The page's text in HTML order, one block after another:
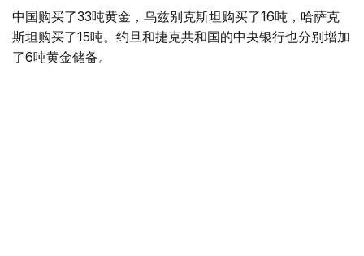
中国购买了33吨黄金，乌兹别克斯坦购买了16吨，哈萨克
斯坦购买了15吨。约旦和捷克共和国的中央银行也分别增加
了6吨黄金储备。